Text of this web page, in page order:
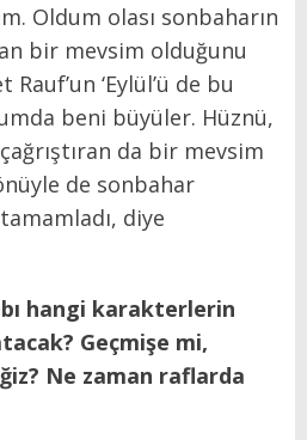
Oldum olası sonbaharın
bir mevsim olduğunu
‘Eylül’ü de bu
beni büyüler. Hüznü,
çağrıştıran da bir mevsim
de sonbahar
diye
hangi karakterlerin
Geçmişe mi,
Ne zaman raflarda